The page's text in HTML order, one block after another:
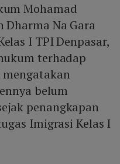
Mohamad
Dharma Na Gara
I TPI Denpasar,
terhadap
belum
penangkapan
Imigrasi Kelas I